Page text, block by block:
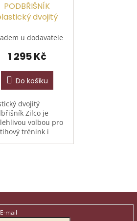
PODBŘIŠNÍK
dvojitý
u dodavatele
1 295 Kč
Do košíku
dvojitý
Zilco je
volbou pro
trénink i
E-mail